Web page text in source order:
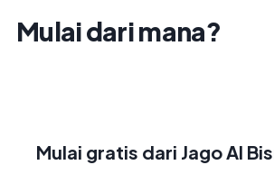
Mulai dari mana?
Mulai gratis dari Jago AI